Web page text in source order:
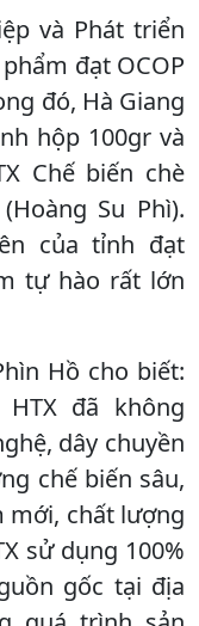
và Phát triển
đạt OCOP
đó, Hà Giang
hộp 100gr và
Chế biến chè
Su Phì).
của tỉnh đạt
tự hào rất lớn
Hồ cho biết:
đã không
dây chuyền
chế biến sâu,
mới, chất lượng
sử dụng 100%
gốc tại địa